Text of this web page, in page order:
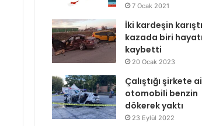
7 Ocak 2021
İki kardeşin
kazada biri
kaybetti
20 Ocak 2023
Çalıştığı şirkete
otomobili benzin
dökerek yaktı
23 Eylül 2022